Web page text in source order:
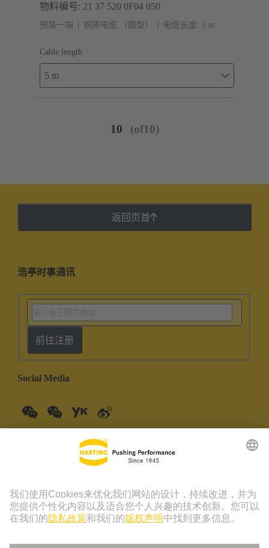
物料编号: 21 37 520 0F04 050
预装一端 铜质电缆 （圆型） 电缆长度: 5 m
Cable length
5 m
10 (of10)
返回页首
浩亭时事通讯
前往注册
Social Media
© 浩亭技术集团 | 浩亭 (珠海) 制造有限公司 珠海市创新四路19
3510室 联系电话：+86 21 3418 9758， +86 400 176 1166